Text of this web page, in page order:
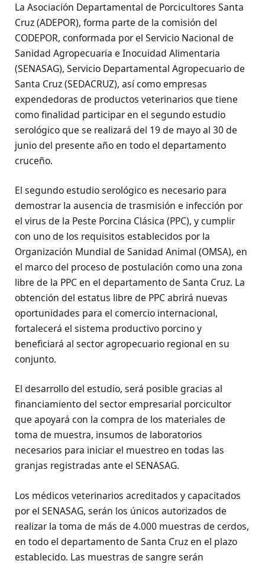
La Asociación Departamental de Porcicultores Santa
Cruz (ADEPOR), forma parte de la comisión del
CODEPOR, conformada por el Servicio Nacional de
Sanidad Agropecuaria e Inocuidad Alimentaria
(SENASAG), Servicio Departamental Agropecuario de
Santa Cruz (SEDACRUZ), así como empresas
expendedoras de productos veterinarios que tiene
como finalidad participar en el segundo estudio
serológico que se realizará del 19 de mayo al 30 de
junio del presente año en todo el departamento
cruceño.
El segundo estudio serológico es necesario para
demostrar la ausencia de trasmisión e infección por
el virus de la Peste Porcina Clásica (PPC), y cumplir
con uno de los requisitos establecidos por la
Organización Mundial de Sanidad Animal (OMSA), en
el marco del proceso de postulación como una zona
libre de la PPC en el departamento de Santa Cruz. La
obtención del estatus libre de PPC abrirá nuevas
oportunidades para el comercio internacional,
fortalecerá el sistema productivo porcino y
beneficiará al sector agropecuario regional en su
conjunto.
El desarrollo del estudio, será posible gracias al
financiamiento del sector empresarial porcicultor
que apoyará con la compra de los materiales de
toma de muestra, insumos de laboratorios
necesarios para iniciar el muestreo en todas las
granjas registradas ante el SENASAG.
Los médicos veterinarios acreditados y capacitados
por el SENASAG, serán los únicos autorizados de
realizar la toma de más de 4.000 muestras de cerdos,
en todo el departamento de Santa Cruz en el plazo
establecido. Las muestras de sangre serán